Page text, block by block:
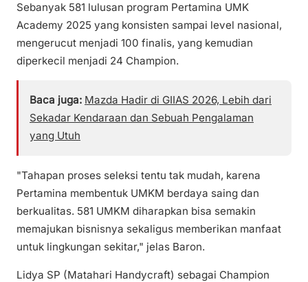
Sebanyak 581 lulusan program Pertamina UMK
Academy 2025 yang konsisten sampai level nasional,
mengerucut menjadi 100 finalis, yang kemudian
diperkecil menjadi 24 Champion.
Baca juga: Mazda Hadir di GIIAS 2026, Lebih dari
Sekadar Kendaraan dan Sebuah Pengalaman
yang Utuh
"Tahapan proses seleksi tentu tak mudah, karena
Pertamina membentuk UMKM berdaya saing dan
berkualitas. 581 UMKM diharapkan bisa semakin
memajukan bisnisnya sekaligus memberikan manfaat
untuk lingkungan sekitar," jelas Baron.
Lidya SP (Matahari Handycraft) sebagai Champion